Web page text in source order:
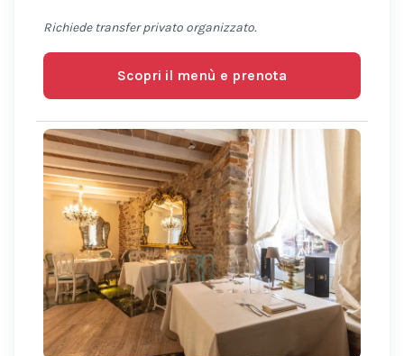
Richiede transfer privato organizzato.
Scopri il menù e prenota